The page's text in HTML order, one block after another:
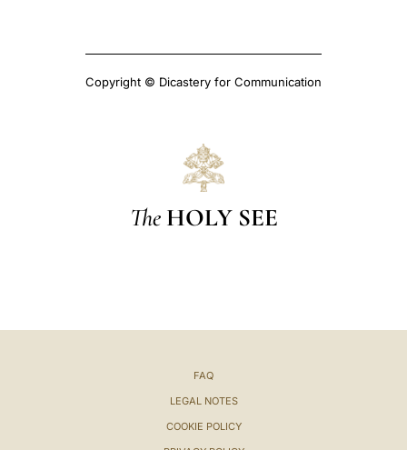
Copyright © Dicastery for Communication
The HOLY SEE
FAQ
LEGAL NOTES
COOKIE POLICY